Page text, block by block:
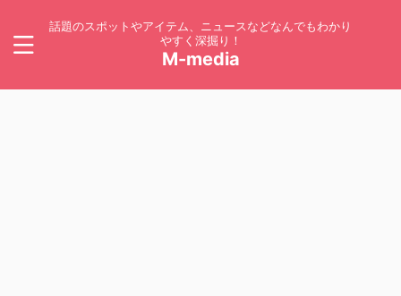
話題のスポットやアイテム、ニュースなどなんでもわかり
やすく深掘り！
M-media